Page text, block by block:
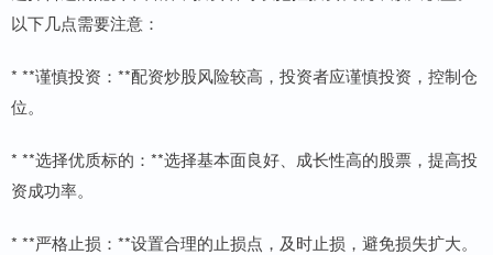
以下几点需要注意：
* **谨慎投资：**配资炒股风险较高，投资者应谨慎投资，控制仓
位。
* **选择优质标的：**选择基本面良好、成长性高的股票，提高投
资成功率。
* **严格止损：**设置合理的止损点，及时止损，避免损失扩大。